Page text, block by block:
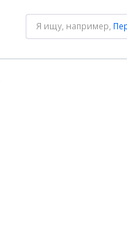
Я ищу, например,